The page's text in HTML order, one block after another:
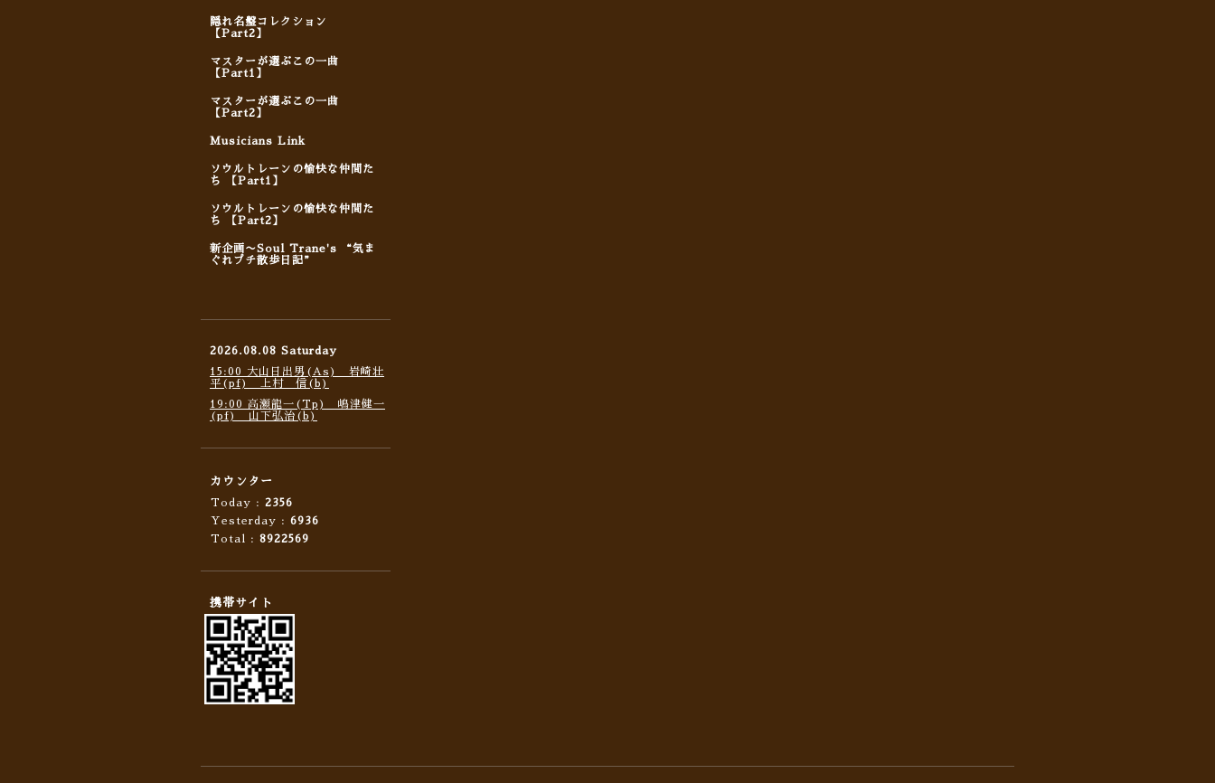
隠れ名盤コレクション
【Part2】
マスターが選ぶこの一曲
【Part1】
マスターが選ぶこの一曲
【Part2】
Musicians Link
ソウルトレーンの愉快な仲間た
ち 【Part1】
ソウルトレーンの愉快な仲間た
ち 【Part2】
新企画〜Soul Trane's “気ま
ぐれプチ散歩日記”
2026.08.08 Saturday
15:00 大山日出男(As) 岩崎壮
平(pf) 上村 信(b)
19:00 高瀬龍一(Tp) 嶋津健一
(pf) 山下弘治(b)
カウンター
Today : 2356
Yesterday : 6936
Total : 8922569
携帯サイト